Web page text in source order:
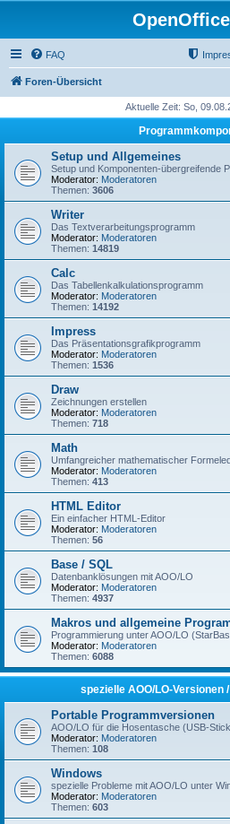
FAQ
Foren-Übersicht
Aktuelle Zeit: So,
Setup und Allgemeines
Setup und Komponenten-übergreifende
Moderator: Moderatoren
Themen: 3606
Writer
Das Textverarbeitungsprogramm
Moderator: Moderatoren
Themen: 14819
Calc
Das Tabellenkalkulationsprogramm
Moderator: Moderatoren
Themen: 14192
Impress
Das Präsentationsgrafikprogramm
Moderator: Moderatoren
Themen: 1536
Draw
Zeichnungen erstellen
Moderator: Moderatoren
Themen: 718
Math
Umfangreicher mathematischer
Moderator: Moderatoren
Themen: 413
HTML Editor
Ein einfacher HTML-Editor
Moderator: Moderatoren
Themen: 56
Base / SQL
Datenbanklösungen mit AOO/LO
Moderator: Moderatoren
Themen: 4937
Makros und allgemeine
Programmierung unter AOO/LO
Moderator: Moderatoren
Themen: 6088
spezielle AOO/LO-
Portable Programmversionen
AOO/LO für die Hosentasche (USB-
Moderator: Moderatoren
Themen: 108
Windows
spezielle Probleme mit AOO/LO unter
Moderator: Moderatoren
Themen: 603